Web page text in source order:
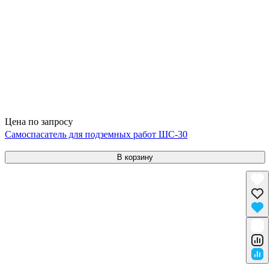
Цена по запросу
Самоспасатель для подземных работ ШС-30
В корзину